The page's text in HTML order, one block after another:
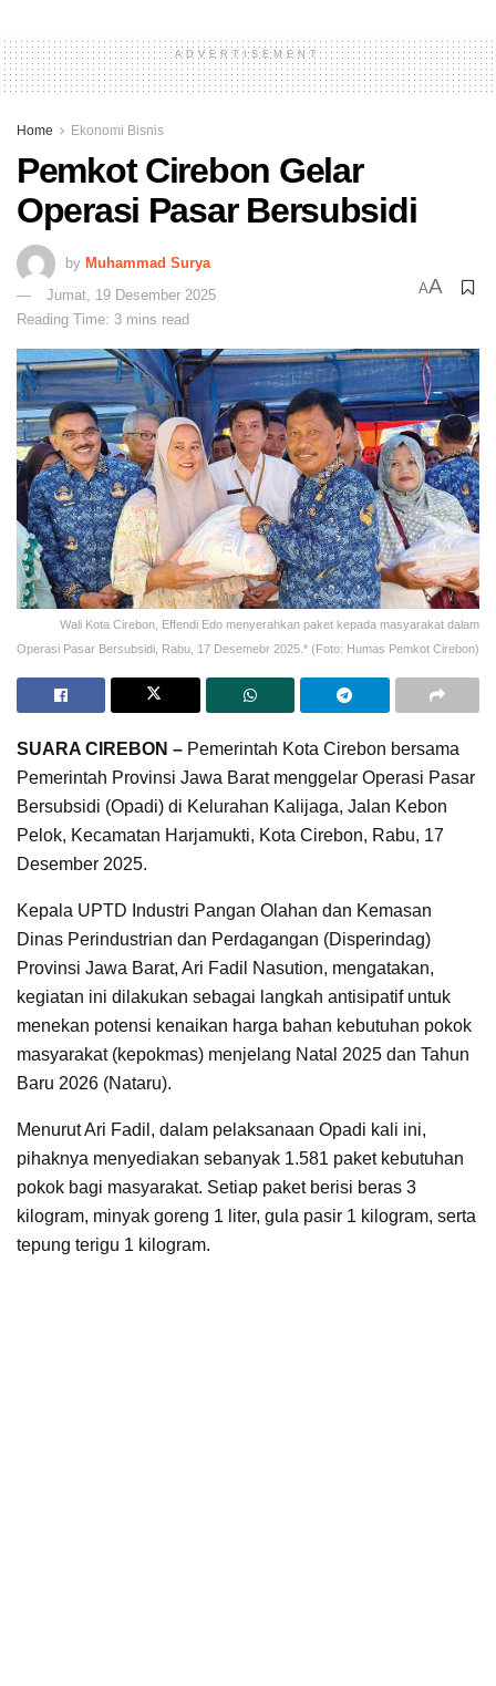
ADVERTISEMENT
Home Ekonomi Bisnis
Pemkot Cirebon Gelar
Operasi Pasar Bersubsidi
by Muhammad Surya
Jumat, 19 Desember 2025
Reading Time: 3 mins read
AA
Wali Kota Cirebon, Effendi Edo menyerahkan paket kepada masyarakat dalam
Operasi Pasar Bersubsidi, Rabu, 17 Desemebr 2025.* (Foto: Humas Pemkot Cirebon)
SUARA CIREBON – Pemerintah Kota Cirebon bersama
Pemerintah Provinsi Jawa Barat menggelar Operasi Pasar
Bersubsidi (Opadi) di Kelurahan Kalijaga, Jalan Kebon
Pelok, Kecamatan Harjamukti, Kota Cirebon, Rabu, 17
Desember 2025.
Kepala UPTD Industri Pangan Olahan dan Kemasan
Dinas Perindustrian dan Perdagangan (Disperindag)
Provinsi Jawa Barat, Ari Fadil Nasution, mengatakan,
kegiatan ini dilakukan sebagai langkah antisipatif untuk
menekan potensi kenaikan harga bahan kebutuhan pokok
masyarakat (kepokmas) menjelang Natal 2025 dan Tahun
Baru 2026 (Nataru).
Menurut Ari Fadil, dalam pelaksanaan Opadi kali ini,
pihaknya menyediakan sebanyak 1.581 paket kebutuhan
pokok bagi masyarakat. Setiap paket berisi beras 3
kilogram, minyak goreng 1 liter, gula pasir 1 kilogram, serta
tepung terigu 1 kilogram.